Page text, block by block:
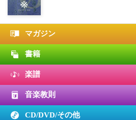
マガジン
書籍
楽譜
音楽教則
CD/DVD/その他